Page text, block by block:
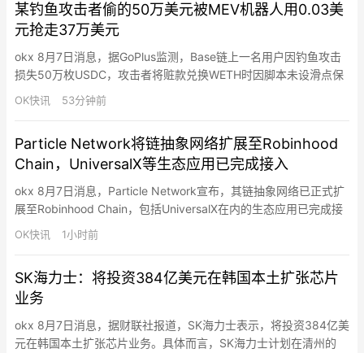
某钓鱼攻击者偷的50万美元被MEV机器人用0.03美
元抢走37万美元
okx 8月7日消息，据GoPlus监测，Base链上一名用户因钓鱼攻击
损失50万枚USDC，攻击者将赃款兑换WETH时因脚本未设滑点保
护，路由至几乎无流动性的Uniswap V4 WETH/USDC池，导致50
万USDC仅兑换到67.9枚ETH（价值12.9万美元），其中37万美元
易，但为…
OK快讯 53分钟前
Particle Network将链抽象网络扩展至Robinhood
Chain，UniversalX等生态应用已完成接入
okx 8月7日消息，Particle Network宣布，其链抽象网络已正式扩
展至Robinhood Chain，包括UniversalX在内的生态应用已完成接
入。通过Particle Network的链抽象能力，用户无需手动跨链、兑
换Gas或迁移资产，即可直接使用任意链上的资产购买Robinhood
OK快讯 1小时前
SK海力士：将投资384亿美元在韩国本土扩张芯片
业务
okx 8月7日消息，据财联社报道，SK海力士表示，将投资384亿美
元在韩国本土扩张芯片业务。具体而言，SK海力士计划在清州的